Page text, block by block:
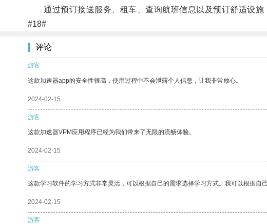
通过预订接送服务、租车、查询航班信息以及预订舒适设施
#18#
评论
游客
这款加速器app的安全性很高，使用过程中不会泄露个人信息，让我非常放心。
2024-02-15
游客
这款加速器VPM应用程序已经为我们带来了无限的流畅体验。
2024-02-15
游客
这款学习软件的学习方式非常灵活，可以根据自己的需求选择学习方式。我可以根据自
2024-02-15
游客